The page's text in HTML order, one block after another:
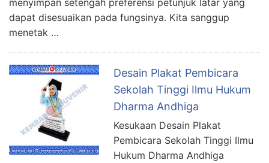
dapat disesuaikan pada fungsinya. Kita sanggup
menetak …
Desain Plakat Pembicara
Sekolah Tinggi Ilmu Hukum
Dharma Andhiga
Kesukaan Desain Plakat
Pembicara Sekolah Tinggi Ilmu
Hukum Dharma Andhiga